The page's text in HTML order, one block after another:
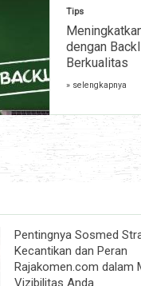
Tips
dengan
Berkualitas
» selengkapnya
Pentingnya Sosmed
Kecantikan dan Peran
Rajakomen.com dalam
Vizibilitas Anda